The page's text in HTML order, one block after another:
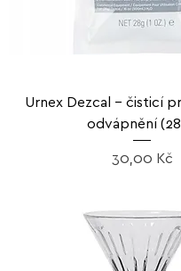
Urnex Dezcal – čisticí
odvápnění
Cena
30,00 Kč